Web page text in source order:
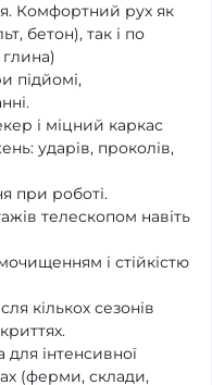
Комфортний рух як
бетон), так і по
підйомі,
і міцний каркас
ударів, проколів,
при роботі.
телескопом навіть
і стійкістю
кількох сезонів
інтенсивної
(ферми, склади,